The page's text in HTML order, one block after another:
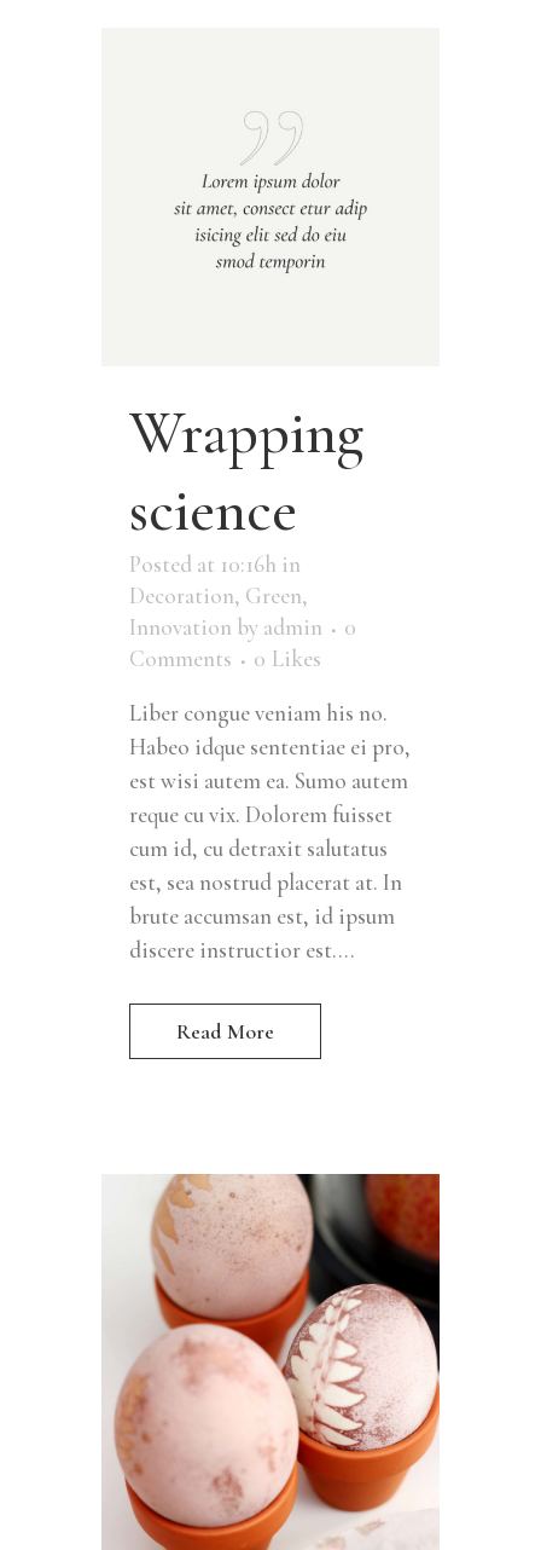
Wrapping
science
Posted at 10:16h in
Decoration, Green,
Innovation by admin
0
Comments
0 Likes
Liber congue veniam his no.
Habeo idque sententiae ei pro,
est wisi autem ea. Sumo autem
reque cu vix. Dolorem fuisset
cum id, cu detraxit salutatus
est, sea nostrud placerat at. In
brute accumsan est, id ipsum
discere instructior est....
Read More